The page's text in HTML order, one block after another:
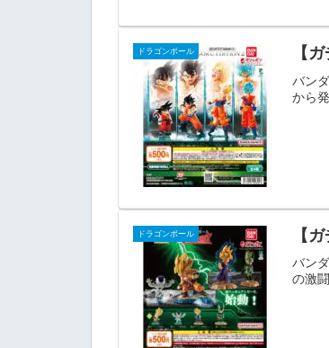
ドラゴンボール 【
バン
から
ドラゴンボール 【
バン
の激